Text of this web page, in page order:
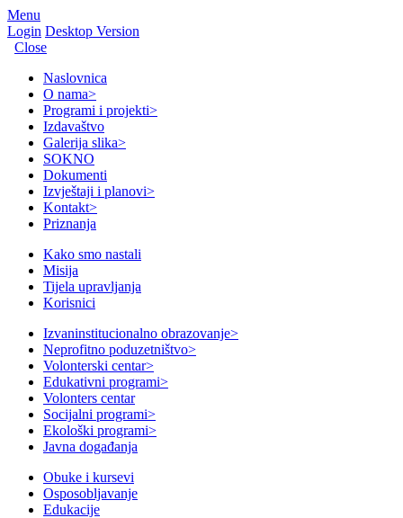
Menu
Login Desktop Version
Close
Naslovnica
O nama>
Programi i projekti>
Izdavaštvo
Galerija slika>
SOKNO
Dokumenti
Izvještaji i planovi>
Kontakt>
Priznanja
Kako smo nastali
Misija
Tijela upravljanja
Korisnici
Izvaninstitucionalno obrazovanje>
Neprofitno poduzetništvo>
Volonterski centar>
Edukativni programi>
Volonters centar
Socijalni programi>
Ekološki programi>
Javna događanja
Obuke i kursevi
Osposobljavanje
Edukacije